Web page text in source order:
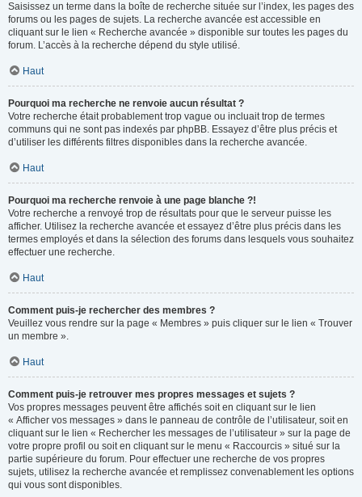
Saisissez un terme dans la boîte de recherche située sur l’index, les pages des
forums ou les pages de sujets. La recherche avancée est accessible en
cliquant sur le lien « Recherche avancée » disponible sur toutes les pages du
forum. L’accès à la recherche dépend du style utilisé.
Haut
Pourquoi ma recherche ne renvoie aucun résultat ?
Votre recherche était probablement trop vague ou incluait trop de termes
communs qui ne sont pas indexés par phpBB. Essayez d’être plus précis et
d’utiliser les différents filtres disponibles dans la recherche avancée.
Haut
Pourquoi ma recherche renvoie à une page blanche ?!
Votre recherche a renvoyé trop de résultats pour que le serveur puisse les
afficher. Utilisez la recherche avancée et essayez d’être plus précis dans les
termes employés et dans la sélection des forums dans lesquels vous souhaitez
effectuer une recherche.
Haut
Comment puis-je rechercher des membres ?
Veuillez vous rendre sur la page « Membres » puis cliquer sur le lien « Trouver
un membre ».
Haut
Comment puis-je retrouver mes propres messages et sujets ?
Vos propres messages peuvent être affichés soit en cliquant sur le lien
« Afficher vos messages » dans le panneau de contrôle de l’utilisateur, soit en
cliquant sur le lien « Rechercher les messages de l’utilisateur » sur la page de
votre propre profil ou soit en cliquant sur le menu « Raccourcis » situé sur la
partie supérieure du forum. Pour effectuer une recherche de vos propres
sujets, utilisez la recherche avancée et remplissez convenablement les options
qui vous sont disponibles.